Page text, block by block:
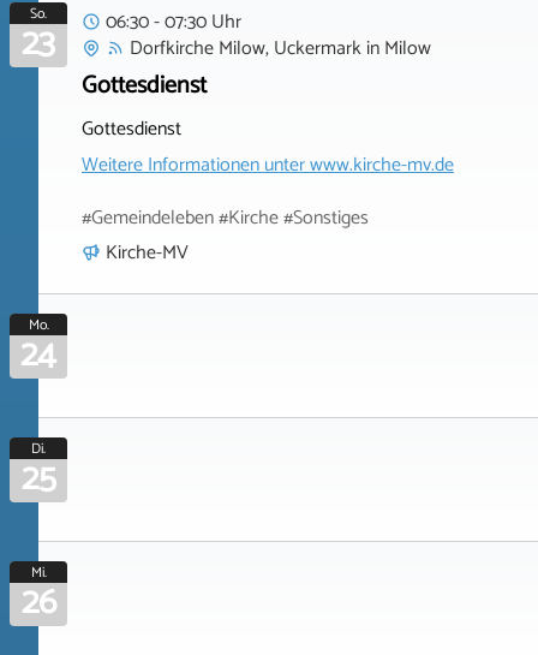
So.
23
06:30 - 07:30 Uhr
Dorfkirche Milow, UckermarkinMilow
Gottesdienst
Gottesdienst
Weitere Informationen unterwww.kirche-mv.de
#Gemeindeleben #Kirche #Sonstiges
Kirche-MV
Mo.
24
Di.
25
Mi.
26